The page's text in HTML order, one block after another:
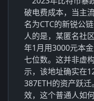
破电费成本，当主
名为CTC的新锐公
人的是，某匿名社
年1月用3000元本
七位数。这并非虚
示，该地址确实在
387ETH的资产跃
效，这个普通人如